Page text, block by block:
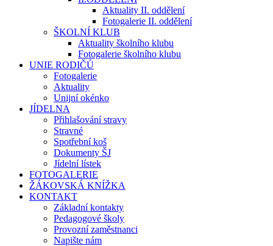
Aktuality II. oddělení
Fotogalerie II. oddělení
ŠKOLNÍ KLUB
Aktuality školního klubu
Fotogalerie školního klubu
UNIE RODIČŮ
Fotogalerie
Aktuality
Unijní okénko
JÍDELNA
Přihlašování stravy
Stravné
Spotřební koš
Dokumenty ŠJ
Jídelní lístek
FOTOGALERIE
ŽÁKOVSKÁ KNÍŽKA
KONTAKT
Základní kontakty
Pedagogové školy
Provozní zaměstnanci
Napište nám